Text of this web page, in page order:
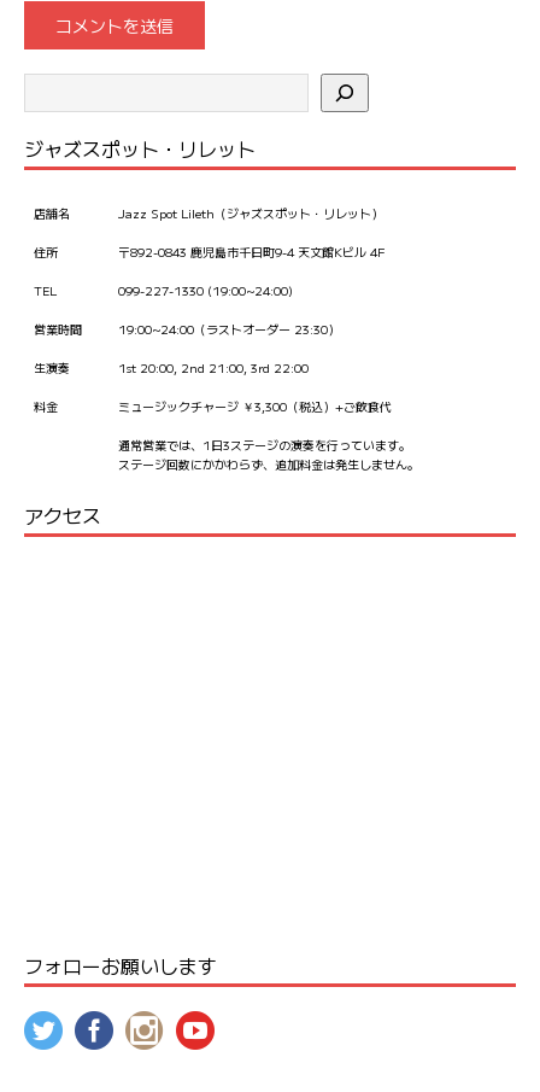
ジャズスポット・リレット
店舗名 Jazz Spot Lileth（ジャズスポット・リレット）
住所 〒892-0843 鹿児島市千日町9-4 天文館Kビル 4F
TEL 099-227-1330 (19:00~24:00)
営業時間 19:00~24:00（ラストオーダー 23:30）
生演奏 1st 20:00, 2nd 21:00, 3rd 22:00
料金 ミュージックチャージ ￥3,300（税込）+ご飲食代
通常営業では、1日3ステージの演奏を行っています。
ステージ回数にかかわらず、追加料金は発生しません。
アクセス
フォローお願いします